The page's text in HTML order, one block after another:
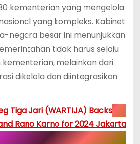
kementerian yang mengelola
yang kompleks. Kabinet
negara besar ini menunjukkan
tidak harus selalu
kementerian, melainkan dari
dikelola dan diintegrasikan
Tiga Jari (WARTIJA) Backs
Rano Karno for 2024 Jakarta